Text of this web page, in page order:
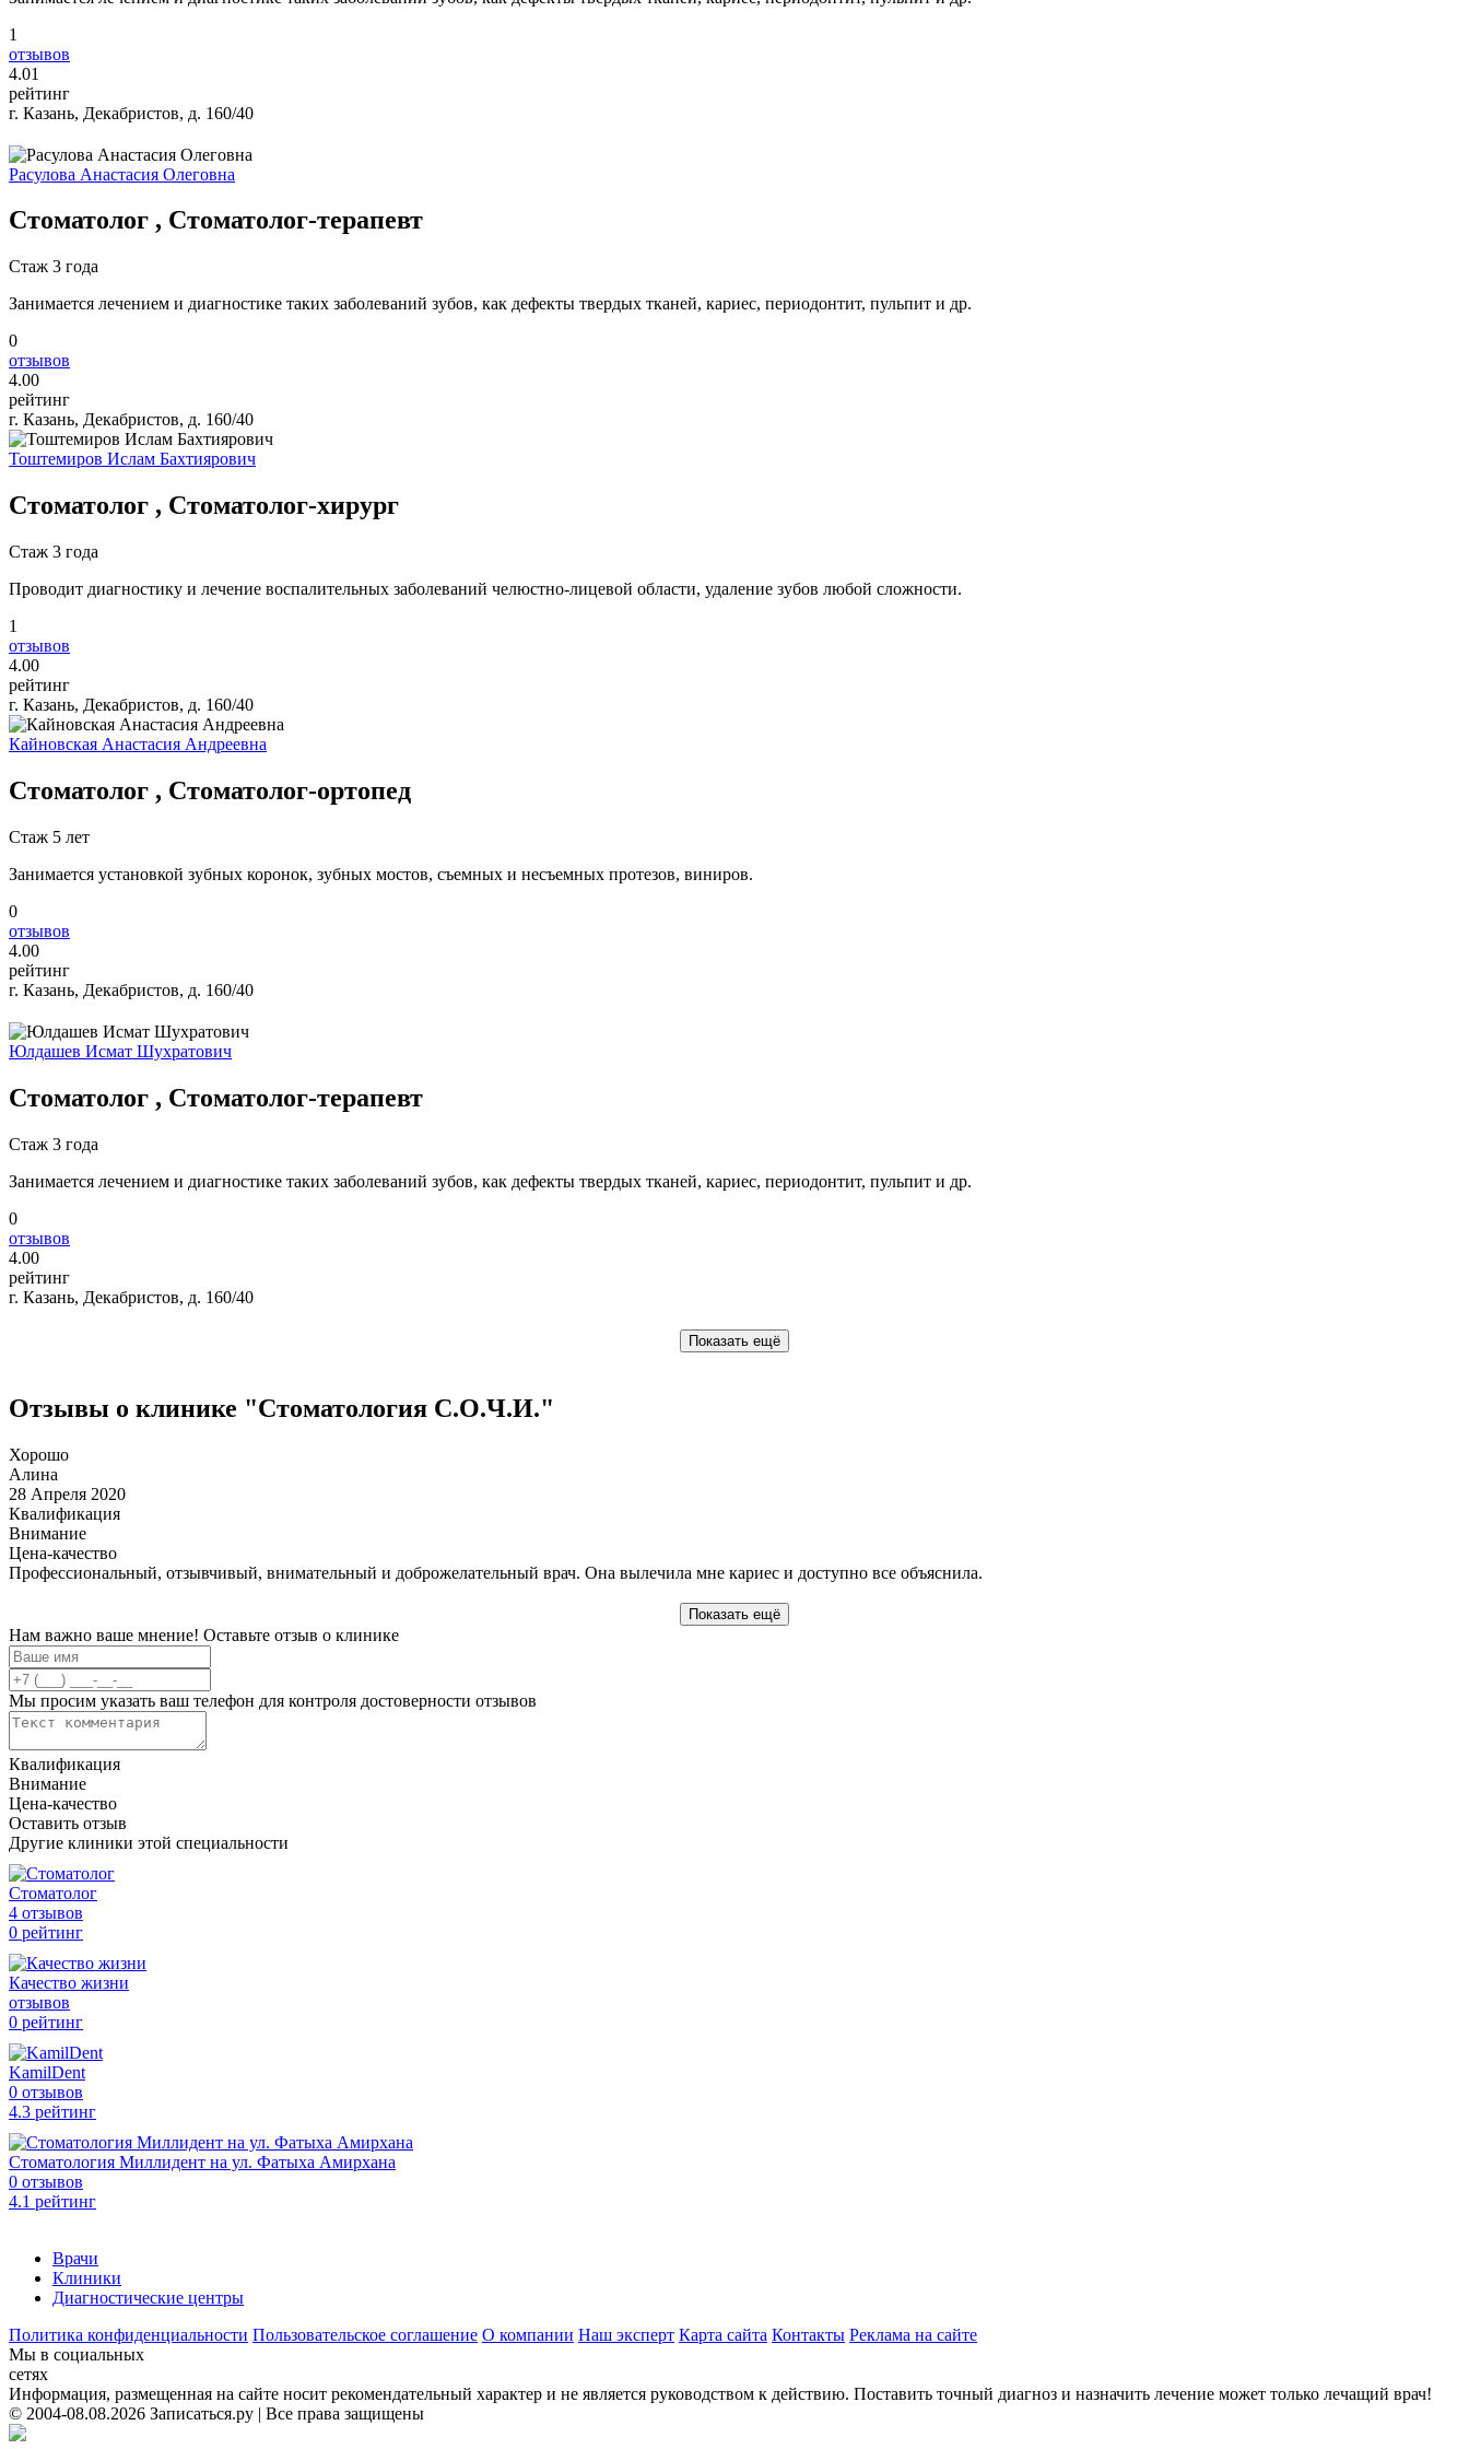
1
отзывов
4.01
рейтинг
г. Казань, Декабристов, д. 160/40
Расулова Анастасия Олеговна
Стоматолог , Стоматолог-терапевт
Стаж 3 года
Занимается лечением и диагностике таких заболеваний зубов, как дефекты твердых тканей, кариес, периодонтит, пульпит и др.
0
отзывов
4.00
рейтинг
г. Казань, Декабристов, д. 160/40
Тоштемиров Ислам Бахтиярович
Стоматолог , Стоматолог-хирург
Стаж 3 года
Проводит диагностику и лечение воспалительных заболеваний челюстно-лицевой области, удаление зубов любой сложности.
1
отзывов
4.00
рейтинг
г. Казань, Декабристов, д. 160/40
Кайновская Анастасия Андреевна
Стоматолог , Стоматолог-ортопед
Стаж 5 лет
Занимается установкой зубных коронок, зубных мостов, съемных и несъемных протезов, виниров.
0
отзывов
4.00
рейтинг
г. Казань, Декабристов, д. 160/40
Юлдашев Исмат Шухратович
Стоматолог , Стоматолог-терапевт
Стаж 3 года
Занимается лечением и диагностике таких заболеваний зубов, как дефекты твердых тканей, кариес, периодонтит, пульпит и др.
0
отзывов
4.00
рейтинг
г. Казань, Декабристов, д. 160/40
Показать ещё
Отзывы о клинике "Стоматология С.О.Ч.И."
Хорошо
Алина
28 Апреля 2020
Квалификация
Внимание
Цена-качество
Профессиональный, отзывчивый, внимательный и доброжелательный врач. Она вылечила мне кариес и доступно все объяснила.
Показать ещё
Нам важно ваше мнение! Оставьте отзыв о клинике
Мы просим указать ваш телефон для контроля достоверности отзывов
Квалификация
Внимание
Цена-качество
Оставить отзыв
Другие клиники этой специальности
Стоматолог
4 отзывов
0 рейтинг
Качество жизни
отзывов
0 рейтинг
KamilDent
0 отзывов
4.3 рейтинг
Стоматология Миллидент на ул. Фатыха Амирхана
0 отзывов
4.1 рейтинг
Врачи
Клиники
Диагностические центры
Политика конфиденциальности Пользовательское соглашение О компании Наш эксперт Карта сайта Контакты Реклама на сайте
Мы в социальных
сетях
Информация, размещенная на сайте носит рекомендательный характер и не является руководством к действию. Поставить точный диагноз и назначить лечение может только лечащий врач!
© 2004-08.08.2026 Записаться.ру | Все права защищены